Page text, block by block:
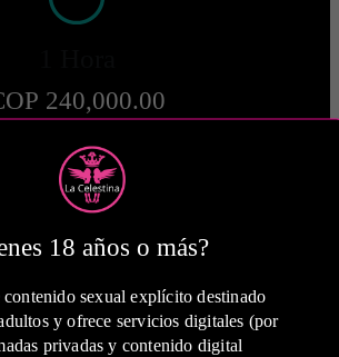
18 años o más?
sexual explícito destinado
y ofrece servicios digitales (por
privadas y contenido digital
240,000.00
2 Horas
390,000.00